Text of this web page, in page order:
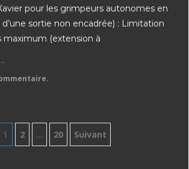
pour les grimpeurs autonomes en
d’une sortie non encadrée) : Limitation
maximum (extension à
1 2 … 20 Suivant